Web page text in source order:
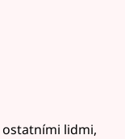
ostatními lidmi,